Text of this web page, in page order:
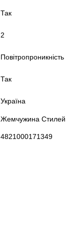
Так
2
Повітропроникність
Так
Україна
Жемчужина Стилей
4821000171349